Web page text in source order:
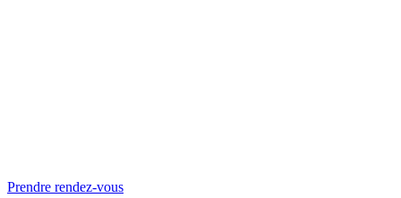
Prendre rendez-vous